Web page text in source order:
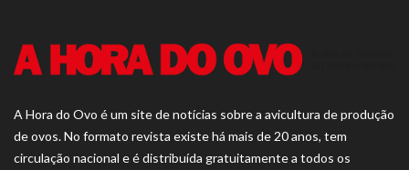
A Hora do Ovo é um site de notícias sobre a avicultura de produção
de ovos. No formato revista existe há mais de 20 anos, tem
circulação nacional e é distribuída gratuitamente a todos os